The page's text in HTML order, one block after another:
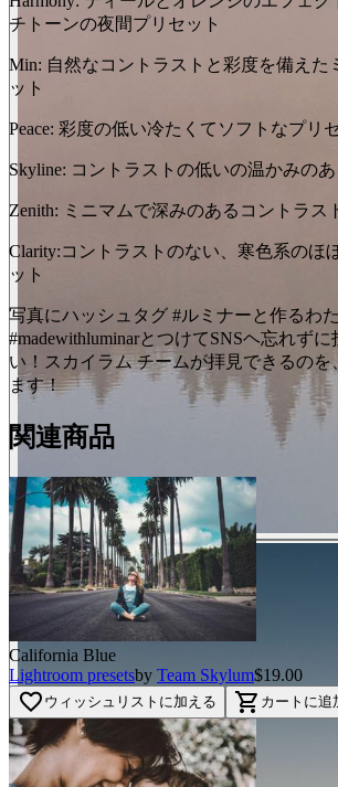
チトーンの夜間プリセット
Min: 自然なコントラストと彩度を備えた
ット
Peace: 彩度の低い冷たくてソフトなプリ
Skyline: コントラストの低いの温かみの
Zenith: ミニマムで深みのあるコントラス
Clarity:コントラストのない、寒色系のほ
ット
写真にハッシュタグ #ルミナーと作るわた
#madewithluminarとつけてSNSヘ忘れず
い！スカイラム チームが拝見できるのを
ます！
関連商品
California Blue
Lightroom presetsby Team Skylum$19.00
favorite_border ウィッシュリストに加える shopping_cart カートに追